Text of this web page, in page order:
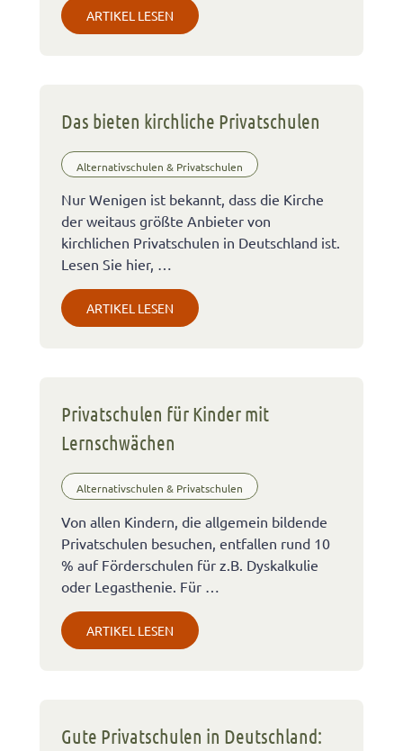
ARTIKEL LESEN
Das bieten kirchliche Privatschulen
Alternativschulen & Privatschulen
Nur Wenigen ist bekannt, dass die Kirche
der weitaus größte Anbieter von
kirchlichen Privatschulen in Deutschland ist.
Lesen Sie hier, …
ARTIKEL LESEN
Privatschulen für Kinder mit
Lernschwächen
Alternativschulen & Privatschulen
Von allen Kindern, die allgemein bildende
Privatschulen besuchen, entfallen rund 10
% auf Förderschulen für z.B. Dyskalkulie
oder Legasthenie. Für …
ARTIKEL LESEN
Gute Privatschulen in Deutschland: